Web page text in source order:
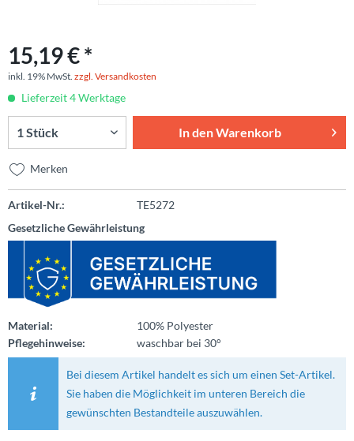
15,19 € *
inkl. 19% MwSt. zzgl. Versandkosten
Lieferzeit 4 Werktage
In denWarenkorb
Merken
Artikel-Nr.:
TE5272
Gesetzliche Gewährleistung
Material:
100% Polyester
Pflegehinweise:
waschbar bei 30°
Bei diesem Artikel handelt es sich um einen Set-Artikel.
Sie haben die Möglichkeit im unteren Bereich die
gewünschten Bestandteile auszuwählen.